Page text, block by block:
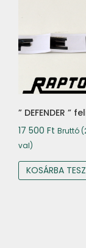
” DEFENDER ”
17 500 Ft Bruttó
val)
KOSÁRBA